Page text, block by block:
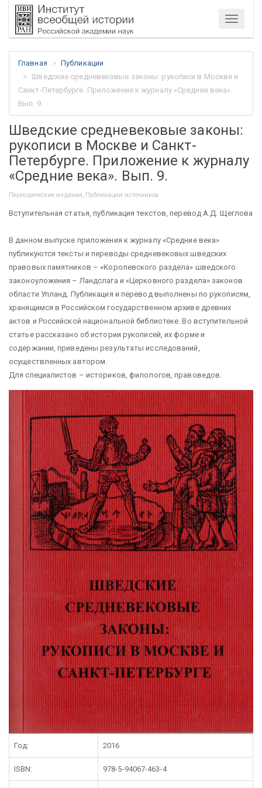
Меню
Главная
Публикации
Шведские средневековые законы: рукописи в Москве и
Санкт-Петербурге. Приложение к журналу «Средние века».
Вып. 9.
Шведские средневековые законы:
рукописи в Москве и Санкт-
Петербурге. Приложение к журналу
«Средние века». Вып. 9.
Периодические издания, Публикации источников
Вступительная статья, публикация текстов, перевод А.Д. Щеглова
В данном выпуске приложения к журналу «Средние века»
публикуются тексты и переводы средневековых шведских
правовых памятников – «Королевского раздела» шведского
законоуложения – Ландслага и «Церковного раздела» законов
области Упланд. Публикация и перевод выполнены по рукописям,
хранящимся в Российском государственном архиве древних
актов и Российской национальной библиотеке. Во вступительной
статье рассказано об истории рукописей, их форме и
содержании, приведены результаты исследований,
осуществленных автором.
Для специалистов – историков, филологов, правоведов.
Год: 2016
ISBN: 978-5-94067-463-4